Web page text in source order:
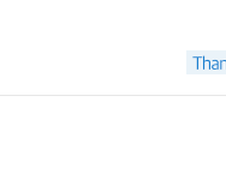
받아들이지 못할 것을 알
속할수록, 다시 말해 인류
고용주의 모든 지시를 거부
때문이다. 게다가 그림도 단
에 따라 호불호가 크게 좌우
른들이 좋아할 스타일이다.
책이다. 아이들은 단순히